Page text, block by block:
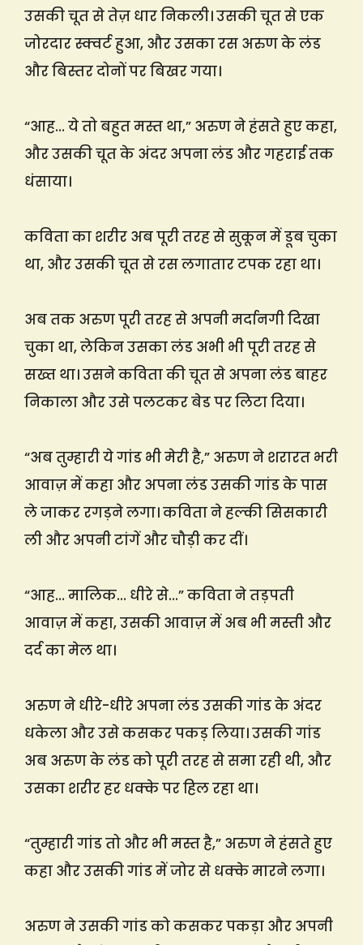
उसकी चूत से तेज़ धार निकली। उसकी चूत से एक
जोरदार स्क्वर्ट हुआ, और उसका रस अरुण के लंड
और बिस्तर दोनों पर बिखर गया।
“आह… ये तो बहुत मस्त था,” अरुण ने हंसते हुए कहा,
और उसकी चूत के अंदर अपना लंड और गहराई तक
धंसाया।
कविता का शरीर अब पूरी तरह से सुकून में डूब चुका
था, और उसकी चूत से रस लगातार टपक रहा था।
अब तक अरुण पूरी तरह से अपनी मर्दानगी दिखा
चुका था, लेकिन उसका लंड अभी भी पूरी तरह से
सख्त था। उसने कविता की चूत से अपना लंड बाहर
निकाला और उसे पलटकर बेड पर लिटा दिया।
“अब तुम्हारी ये गांड भी मेरी है,” अरुण ने शरारत भरी
आवाज़ में कहा और अपना लंड उसकी गांड के पास
ले जाकर रगड़ने लगा। कविता ने हल्की सिसकारी
ली और अपनी टांगें और चौड़ी कर दीं।
“आह… मालिक… धीरे से…” कविता ने तड़पती
आवाज़ में कहा, उसकी आवाज़ में अब भी मस्ती और
दर्द का मेल था।
अरुण ने धीरे-धीरे अपना लंड उसकी गांड के अंदर
धकेला और उसे कसकर पकड़ लिया। उसकी गांड
अब अरुण के लंड को पूरी तरह से समा रही थी, और
उसका शरीर हर धक्के पर हिल रहा था।
“तुम्हारी गांड तो और भी मस्त है,” अरुण ने हंसते हुए
कहा और उसकी गांड में जोर से धक्के मारने लगा।
अरुण ने उसकी गांड को कसकर पकड़ा और अपनी